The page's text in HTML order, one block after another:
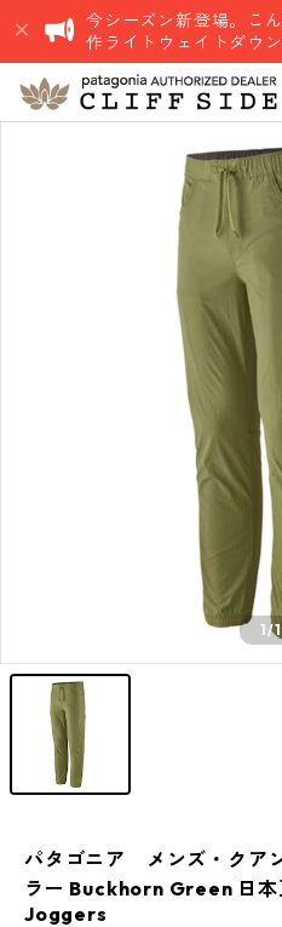
今シーズン新登場。こ
作ライトウェイトダウ
1/1
パタゴニア メンズ・クア
ラー Buckhorn Green 日
Joggers